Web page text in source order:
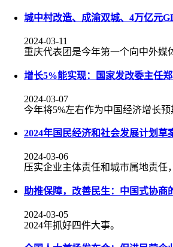
城中村改造、成渝双城、4万亿元
2024-03-11
重庆代表团是今年第一个向中外媒
增长5%能实现：国家发改委主任
2024-03-07
今年将5%左右作为中国经济增长
2024年国民经济和社会发展计划
2024-03-06
压实企业主体责任和城市属地责任
助推保障，改善民生：中国式协商
2024-03-05
2024年抓好四件大事。